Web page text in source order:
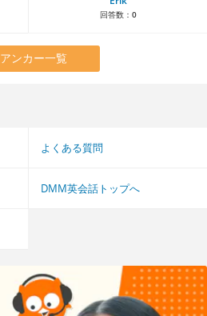
回答数： 0
アンカー一覧
よくある質問
DMM英会話トップへ